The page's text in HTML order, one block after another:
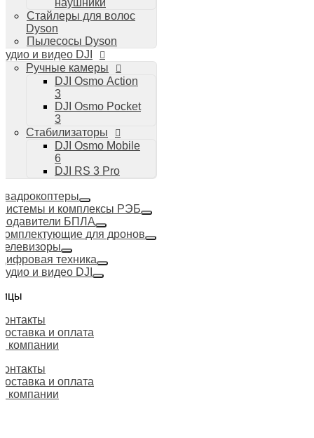
наушники
Стайлеры для волос
Dyson
Пылесосы Dyson
и видео DJI
Ручные камеры
DJI Osmo Action
3
DJI Osmo Pocket
3
Стабилизаторы
DJI Osmo Mobile
6
DJI RS 3 Pro
и комплексы РЭБ
БПЛА
для дронов
техника
и видео DJI
и оплата
компании
и оплата
компании